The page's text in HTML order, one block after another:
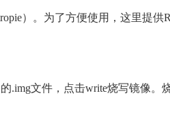
）。为了方便使用，这里提供
.img文件，点击write烧写镜像。